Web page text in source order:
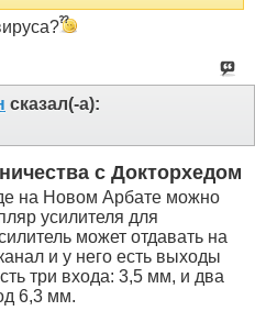
сказал(-а):
с Докторхедом
на Новом Арбате можно
усилителя для
может отдавать на
и у него есть выходы
три входа: 3,5 мм, и два
6,3 мм.